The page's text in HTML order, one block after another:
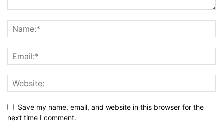
Save my name, email, and website in this browser for the
next time I comment.